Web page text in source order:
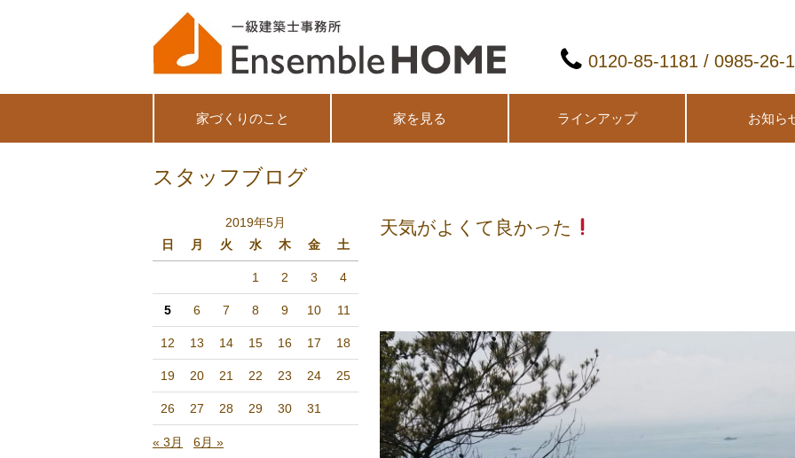
0120-85-1181 / 0985-26-
家づくりのこと 家を見る ラインアップ お知ら
スタッフブログ
2019年5月
日
月 火 水 木 金 土
1 2 3 4
5 6 7 8 9 10 11
12 13 14 15 16 17 18
19 20 21 22 23 24 25
26 27 28 29 30 31
« 3月 6月 »
天気がよくて良かった